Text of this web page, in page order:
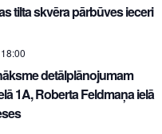
tilta skvēra pārbūves ieceri
18:00
detālplānojumam
1A, Roberta Feldmaņa ielā